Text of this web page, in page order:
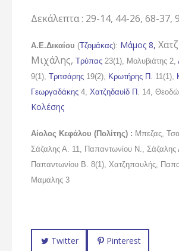
Δεκάλεπτα : 29-14, 44-26, 68-37,
Α.Ε.Δικαίου (Τζομάκας): Μάμος 8,
Μιχάλης, Τρύπας23(1), Μολυβιάτης 2,
9(1), Τριτσάρης 19(2), Κρωτήρης Π . 11(1),
Γεωργαδάκης4, Χατζηδαυίδ Π . 14,
Κολέσης
Αίολος Κεφάλου (Πολίτης) : Μπεζας,
Σάζαλης Α. 11, Παπαντωνίου Ν., Σάζαλης
Παπαντωνίου Β. 8(1), Χατζηπαυλής,
Μαμαλης 3
Twitter Pinterest